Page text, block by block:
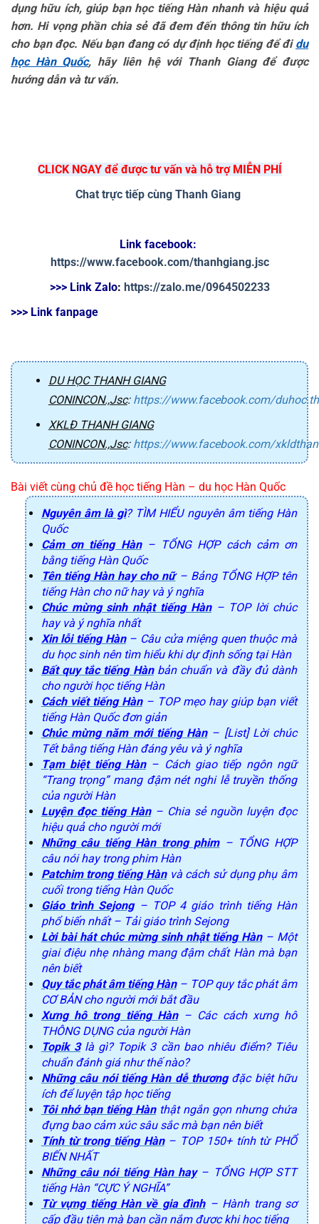
dụng hữu ích, giúp bạn học tiếng Hàn nhanh và hiệu quả
hơn. Hi vọng phần chia sẻ đã đem đến thông tin hữu ích
cho bạn đọc. Nếu bạn đang có dự định học tiếng để đi du
học Hàn Quốc, hãy liên hệ với Thanh Giang để được
hướng dẫn và tư vấn.
CLICK NGAY để được tư vấn và hỗ trợ MIỄN PHÍ
Chat trực tiếp cùng Thanh Giang
https://www.facebook.com/thanhgiang.jsc
>>> Link Zalo: https://zalo.me/0964502233
>>> Link fanpage
DU HỌC THANH GIANG
CONINCON.,Jsc: https://www.facebook.com/
XKLĐ THANH GIANG
CONINCON.,Jsc: https://www.facebook.com/
Bài viết cùng chủ đề học tiếng Hàn – du học Hàn Quốc
Nguyên âm là gì? TÌM HIỂU nguyên âm tiếng Hàn
Quốc
Cảm ơn tiếng Hàn– TỔNG HỢP cách cảm ơn
bằng tiếng Hàn Quốc
Tên tiếng Hàn hay cho nữ– Bảng TỔNG HỢP tên
tiếng Hàn cho nữ hay và ý nghĩa
Chúc mừng sinh nhật tiếng Hàn– TOP lời chúc
hay và ý nghĩa nhất
Xin lỗi tiếng Hàn– Câu cửa miệng quen thuộc mà
du học sinh nên tìm hiểu khi dự định sống tại Hàn
Bất quy tắc tiếng Hànbản chuẩn và đầy đủ dành
cho người học tiếng Hàn
Cách viết tiếng Hàn– TOP mẹo hay giúp bạn viết
tiếng Hàn Quốc đơn giản
Chúc mừng năm mới tiếng Hàn– [List] Lời chúc
Tết bằng tiếng Hàn đáng yêu và ý nghĩa
Tạm biệt tiếng Hàn– Cách giao tiếp ngôn ngữ
“Trang trọng” mang đậm nét nghi lễ truyền thống
của người Hàn
Luyện đọc tiếng Hàn– Chia sẻ nguồn luyện đọc
hiệu quả cho người mới
Những câu tiếng Hàn trong phim– TỔNG HỢP
câu nói hay trong phim Hàn
Patchim trong tiếng Hànvà cách sử dụng phụ âm
cuối trong tiếng Hàn Quốc
Giáo trình Sejong– TOP 4 giáo trình tiếng Hàn
phổ biến nhất – Tải giáo trình Sejong
Lời bài hát chúc mừng sinh nhật tiếng Hàn– Một
giai điệu nhẹ nhàng mang đậm chất Hàn mà bạn
nên biết
Quy tắc phát âm tiếng Hàn– TOP quy tắc phát âm
CƠ BẢN cho người mới bắt đầu
Xưng hô trong tiếng Hàn– Các cách xưng hô
THÔNG DỤNG của người Hàn
Topik 3là gì? Topik 3 cần bao nhiêu điểm? Tiêu
chuẩn đánh giá như thế nào?
Những câu nói tiếng Hàn dễ thươngđặc biệt hữu
ích để luyện tập học tiếng
Tôi nhớ bạn tiếng Hànthật ngắn gọn nhưng chứa
đựng bao cảm xúc sâu sắc mà bạn nên biết
Tính từ trong tiếng Hàn– TOP 150+ tính từ PHỔ
BIẾN NHẤT
Những câu nói tiếng Hàn hay– TỔNG HỢP STT
tiếng Hàn “CỰC Ý NGHĨA”
Từ vựng tiếng Hàn về gia đình– Hành trang sơ
cấp đầu tiên mà bạn cần nắm được khi học tiếng